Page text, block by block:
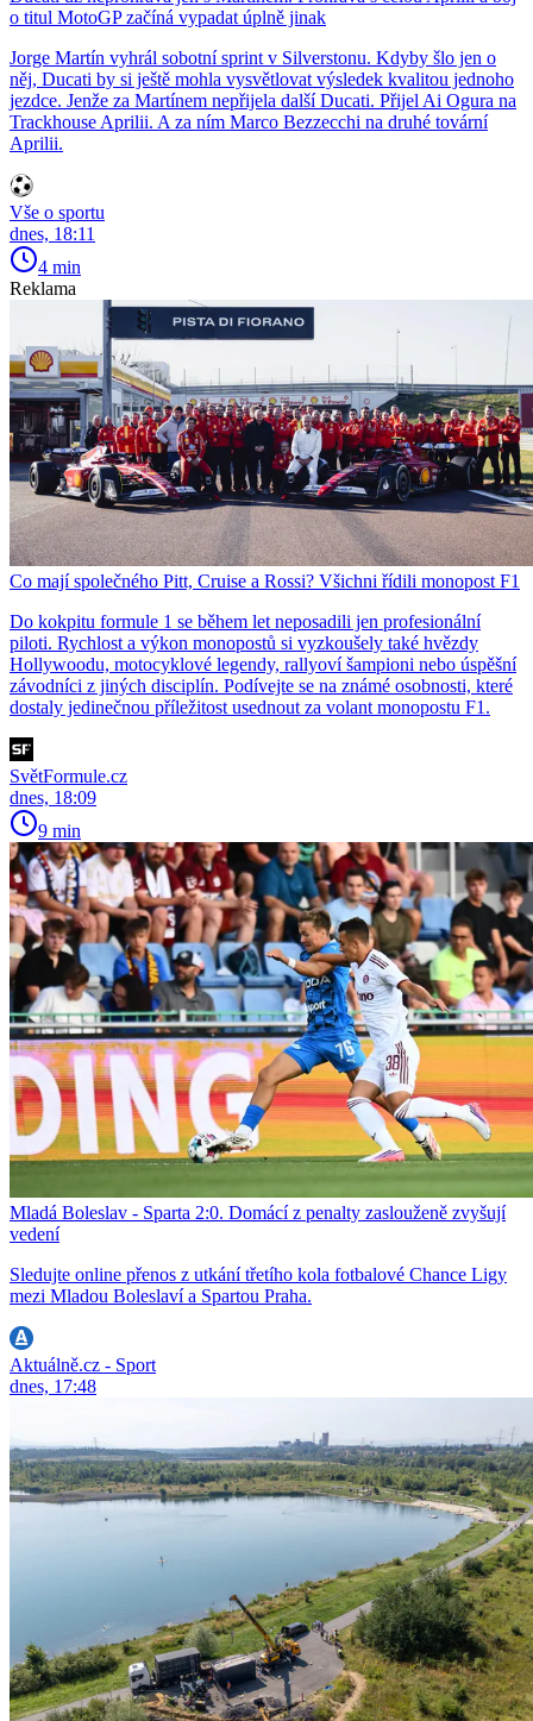
o titul MotoGP začíná vypadat úplně jinak
Jorge Martín vyhrál sobotní sprint v Silverstonu. Kdyby šlo jen o
něj, Ducati by si ještě mohla vysvětlovat výsledek kvalitou jednoho
jezdce. Jenže za Martínem nepřijela další Ducati. Přijel Ai Ogura na
Trackhouse Aprilii. A za ním Marco Bezzecchi na druhé tovární
Aprilii.
Vše o sportu
dnes, 18:11
4 min
Reklama
Co mají společného Pitt, Cruise a Rossi? Všichni řídili monopost F1
Do kokpitu formule 1 se během let neposadili jen profesionální
piloti. Rychlost a výkon monopostů si vyzkoušely také hvězdy
Hollywoodu, motocyklové legendy, rallyoví šampioni nebo úspěšní
závodníci z jiných disciplín. Podívejte se na známé osobnosti, které
dostaly jedinečnou příležitost usednout za volant monopostu F1.
SvětFormule.cz
dnes, 18:09
9 min
Mladá Boleslav - Sparta 2:0. Domácí z penalty zaslouženě zvyšují
vedení
Sledujte online přenos z utkání třetího kola fotbalové Chance Ligy
mezi Mladou Boleslaví a Spartou Praha.
Aktuálně.cz - Sport
dnes, 17:48